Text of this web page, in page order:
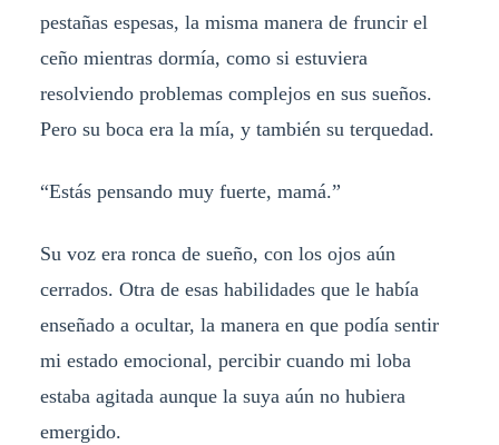
pestañas espesas, la misma manera de fruncir el
ceño mientras dormía, como si estuviera
resolviendo problemas complejos en sus sueños.
Pero su boca era la mía, y también su terquedad.
“Estás pensando muy fuerte, mamá.”
Su voz era ronca de sueño, con los ojos aún
cerrados. Otra de esas habilidades que le había
enseñado a ocultar, la manera en que podía sentir
mi estado emocional, percibir cuando mi loba
estaba agitada aunque la suya aún no hubiera
emergido.